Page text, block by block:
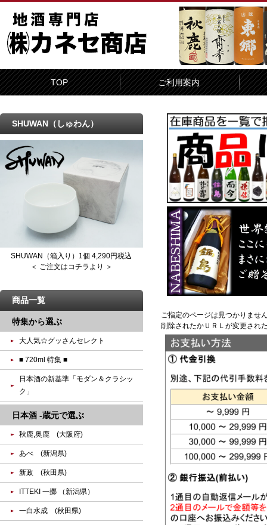
TOP ご利用案内
ご指定のページは見つかりませ
削除されたかＵＲＬが変更され
SHUWAN（しゅわん）
SHUWAN（箱入り）1個 4,290円税込
＜ ご注文はコチラより ＞
商品一覧
特集から選ぶ
大人気☆グッさんセレクト
■ 720ml 特集 ■
日本酒の新基準「モダン＆クラシッ
ク」
日本酒 -蔵元で選ぶ
秋鹿,奥鹿 (大阪府)
あべ (新潟県)
新政 (秋田県)
ITTEKI 一擲 （新潟県）
一白水成 (秋田県)